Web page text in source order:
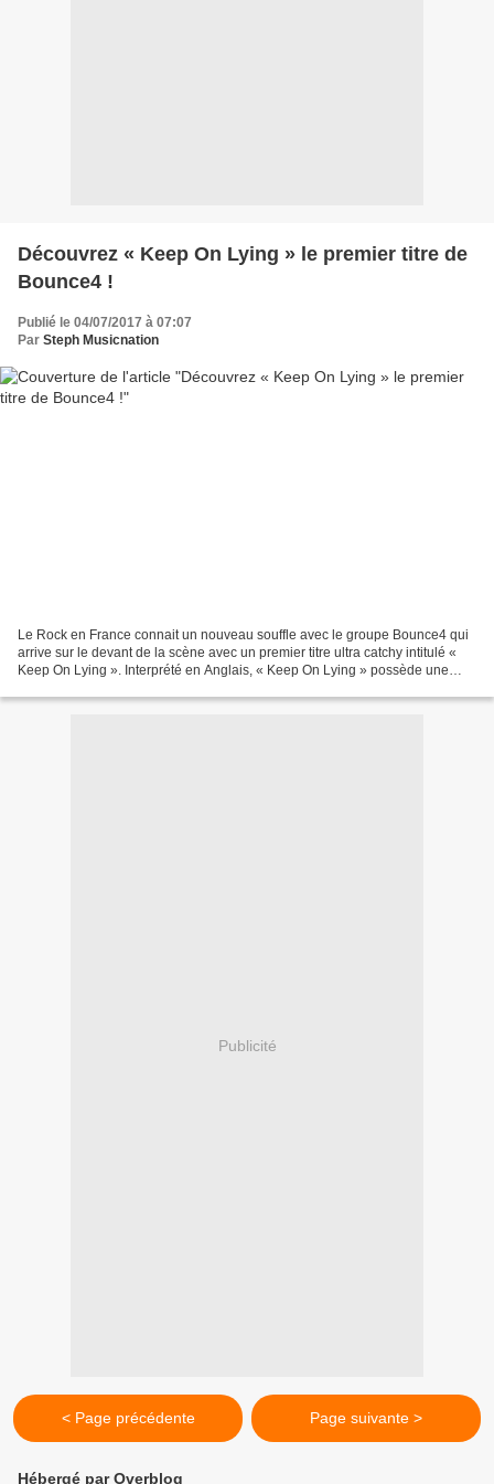
Découvrez « Keep On Lying » le premier titre de
Bounce4 !
Publié le 04/07/2017 à 07:07
Par Steph Musicnation
Le Rock en France connait un nouveau souffle avec le groupe Bounce4 qui
arrive sur le devant de la scène avec un premier titre ultra catchy intitulé «
Keep On Lying ». Interprété en Anglais, « Keep On Lying » possède une
Publicité
< Page précédente Page suivante >
Hébergé par Overblog